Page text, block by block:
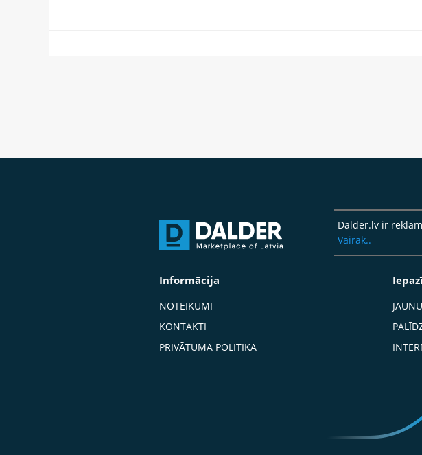
Dalder.lv ir
Vairāk..
Informācija
NOTEIKUMI
KONTAKTI
PRIVĀTUMA POLITIKA